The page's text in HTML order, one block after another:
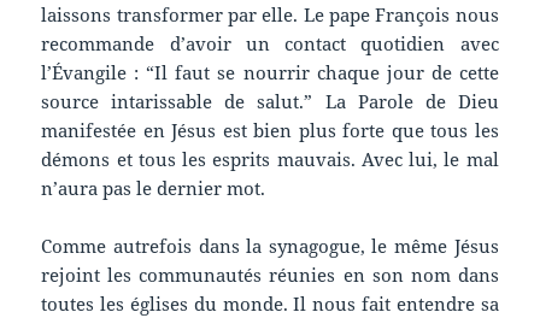
laissons transformer par elle. Le pape François nous
recommande d’avoir un contact quotidien avec
l’Évangile : “Il faut se nourrir chaque jour de cette
source intarissable de salut.” La Parole de Dieu
manifestée en Jésus est bien plus forte que tous les
démons et tous les esprits mauvais. Avec lui, le mal
n’aura pas le dernier mot.
Comme autrefois dans la synagogue, le même Jésus
rejoint les communautés réunies en son nom dans
toutes les églises du monde. Il nous fait entendre sa